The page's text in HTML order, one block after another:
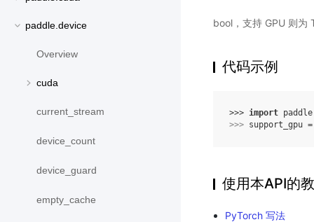
paddle.device
Overview
cuda
current_stream
device_count
device_guard
empty_cache
bool，支持 GPU 则为
代码示例
>>> import paddle
>>> support_gpu =
使用本API的
PyTorch 写法